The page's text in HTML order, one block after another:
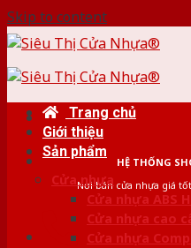
Skip to content
HỆ THỐNG
Nơi bán cửa nhựa giá
Trang chủ
Giới thiệu
Sản phẩm
Cửa nhựa
Cửa nhựa ABS
Cửa nhựa cao
Cửa nhựa